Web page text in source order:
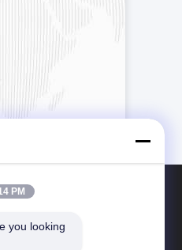
INDUSTRY
PM
you looking